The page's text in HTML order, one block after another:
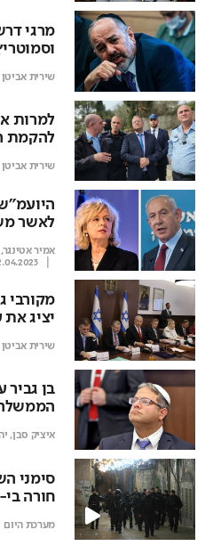
מרגי
הרווחה
שירית אביטן
למרות
להקמת
שירית אביטן
לאשר
אמיר אטינגר,
מקורבי
יציג
שירית אביטן
בן גביר
איציק סבן,
סימני
חורה
מערכת היום